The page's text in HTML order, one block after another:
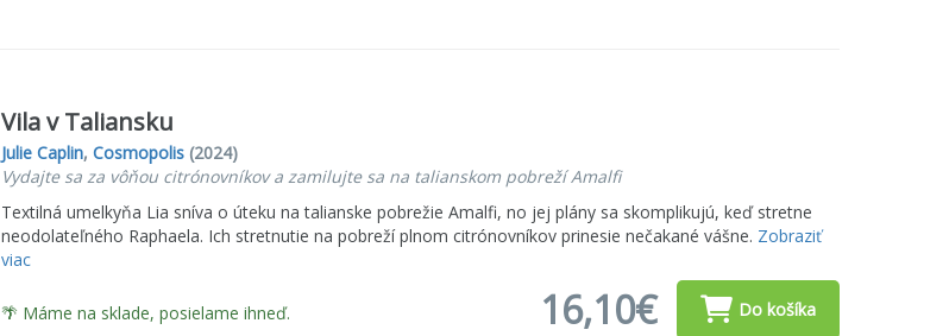
Vila v Taliansku
Julie Caplin, Cosmopolis(2024)
Vydajte sa za vôňou citrónovníkov a zamilujte sa na talianskom pobreží Amalfi
Textilná umelkyňa Lia sníva o úteku na talianske pobrežie Amalfi, no jej plány sa skomplikujú, keď stretne
neodolateľného Raphaela. Ich stretnutie na pobreží plnom citrónovníkov prinesie nečakané vášne. Zobraziť
viac
🌴 Máme na sklade, posielame ihneď. 16,10€ Do košíka